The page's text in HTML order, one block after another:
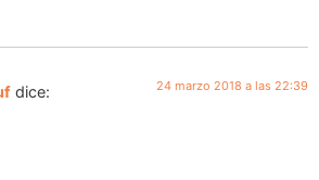
dice: 24 marzo 2018 a las 22:39